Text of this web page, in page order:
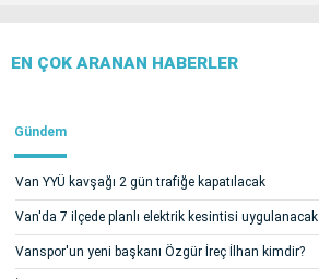
EN ÇOK ARANAN HABERLER
Gündem
Van YYÜ kavşağı 2 gün trafiğe kapatılacak
Van'da 7 ilçede planlı elektrik kesintisi uygulanacak
Vanspor'un yeni başkanı Özgür İreç İlhan kimdir?